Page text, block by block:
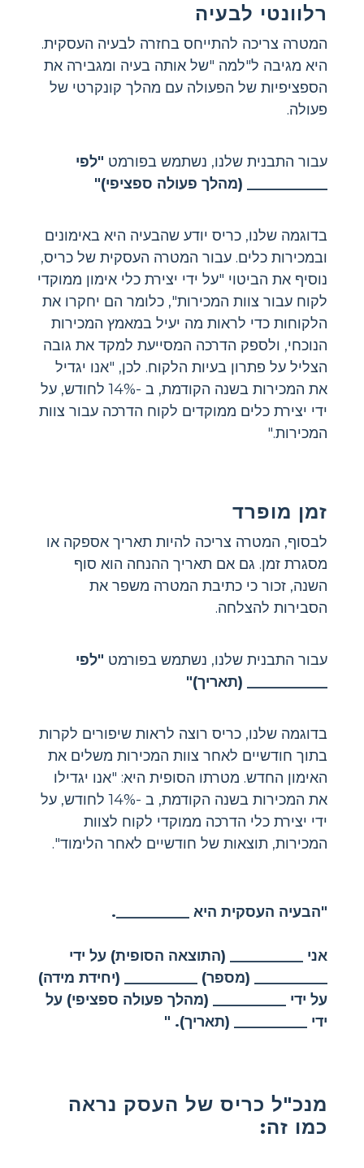
רלוונטי לבעיה
המטרה צריכה להתייחס בחזרה לבעיה העסקית.
היא מגיבה ל"למה "של אותה בעיה ומגבירה את
הספציפיות של הפעולה עם מהלך קונקרטי של
פעולה.
עבור התבנית שלנו, נשתמש בפורמט "לפי
___________ (מהלך פעולה ספציפי)"
בדוגמה שלנו, כריס יודע שהבעיה היא באימונים
ובמכירות כלים. עבור המטרה העסקית של כריס,
נוסיף את הביטוי "על ידי יצירת כלי אימון ממוקדי
לקוח עבור צוות המכירות", כלומר הם יחקרו את
הלקוחות כדי לראות מה יעיל במאמץ המכירות
הנוכחי, ולספק הדרכה המסייעת למקד את גובה
הצליל על פתרון בעיות הלקוח. לכן, "אנו יגדיל
את המכירות בשנה הקודמת, ב -14% לחודש, על
ידי יצירת כלים ממוקדים לקוח הדרכה עבור צוות
המכירות."
זמן מופרד
לבסוף, המטרה צריכה להיות תאריך אספקה ​​או
מסגרת זמן. גם אם תאריך ההנחה הוא סוף
השנה, זכור כי כתיבת המטרה משפר את
הסבירות להצלחה.
עבור התבנית שלנו, נשתמש בפורמט "לפי
___________ (תאריך)"
בדוגמה שלנו, כריס רוצה לראות שיפורים לקרות
בתוך חודשיים לאחר צוות המכירות משלים את
האימון החדש. מטרתו הסופית היא: "אנו יגדילו
את המכירות בשנה הקודמת, ב -14% לחודש, על
ידי יצירת כלי הדרכה ממוקדי לקוח לצוות
המכירות, תוצאות של חודשיים לאחר הלימוד".
"הבעיה העסקית היא __________.
אני __________ (התוצאה הסופית) על ידי
__________ (מספר) __________ (יחידת מידה)
על ידי __________ (מהלך פעולה ספציפי) על
ידי __________ (תאריך). "
מנכ"ל כריס של העסק נראה
כמו זה: